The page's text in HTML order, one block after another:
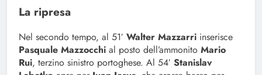
La ripresa
Nel secondo tempo, al 51′ Walter Mazzarri inserisce
Pasquale Mazzocchi al posto dell’ammonito Mario
Rui, terzino sinistro portoghese. Al 54′ Stanislav